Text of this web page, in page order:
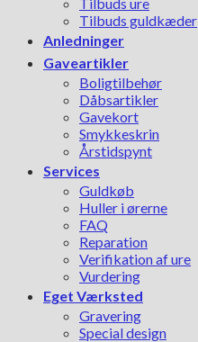
Tilbuds guldkæder
Anledninger
Gaveartikler
Boligtilbehør
Dåbsartikler
Gavekort
Smykkeskrin
Årstidspynt
Services
Guldkøb
Huller i ørerne
FAQ
Reparation
Verifikation af ure
Vurdering
Eget Værksted
Gravering
Special design